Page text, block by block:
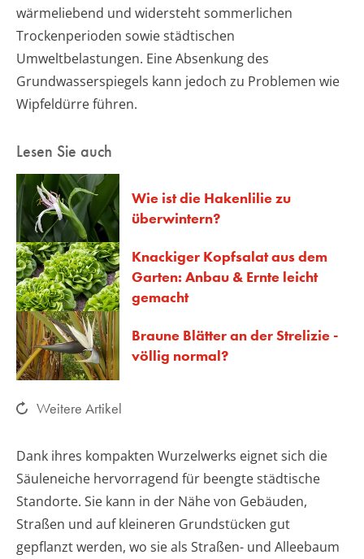
wärmeliebend und widersteht sommerlichen
Trockenperioden sowie städtischen
Umweltbelastungen. Eine Absenkung des
Grundwasserspiegels kann jedoch zu Problemen wie
Wipfeldürre führen.
Lesen Sie auch
Wie ist die Hakenlilie zu
überwintern?
Knackiger Kopfsalat aus dem
Garten: Anbau & Ernte leicht
gemacht
Braune Blätter an der Strelizie -
völlig normal?
Weitere Artikel
Dank ihres kompakten Wurzelwerks eignet sich die
Säuleneiche hervorragend für beengte städtische
Standorte. Sie kann in der Nähe von Gebäuden,
Straßen und auf kleineren Grundstücken gut
gepflanzt werden, wo sie als Straßen- und Alleebaum